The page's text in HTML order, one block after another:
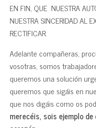
EN FIN, QUE NUESTRA
NUESTRA SINCERIDAD AL
RECTIFICAR.
Adelante compañeras,
vosotras, somos
queremos una solución
queremos que sigáis en
que nos digáis como os
merecéis, sois ejemplo